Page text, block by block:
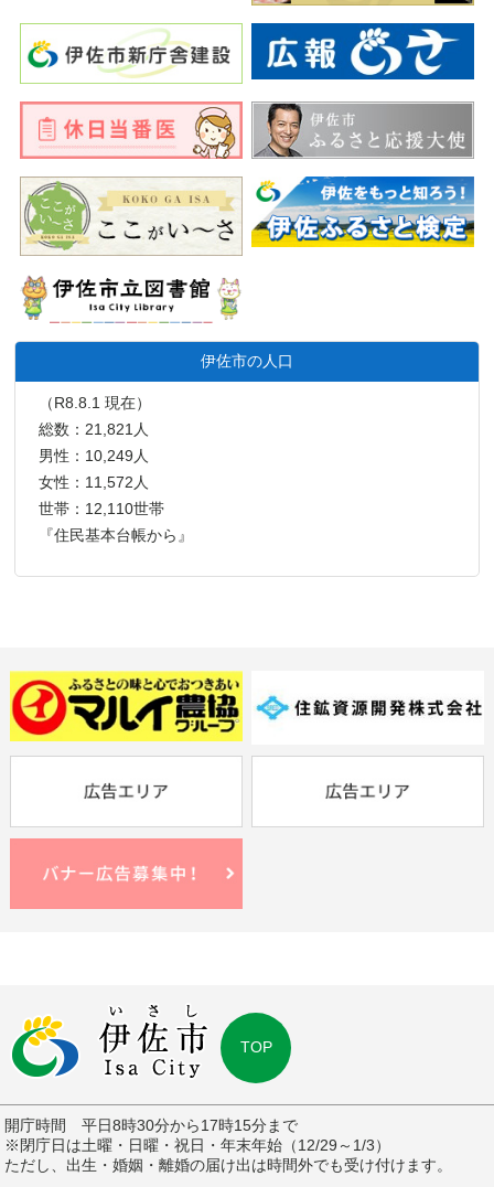
伊佐市の人口
（R8.8.1 現在）
総数：21,821人
男性：10,249人
女性：11,572人
世帯：12,110世帯
『住民基本台帳から』
TOP
開庁時間 平日8時30分から17時15分まで
※閉庁日は土曜・日曜・祝日・年末年始（12/29～1/3）
ただし、出生・婚姻・離婚の届け出は時間外でも受け付けます。